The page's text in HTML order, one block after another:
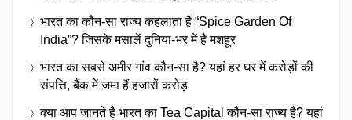
भारत का कौन-सा राज्य कहलाता है “Spice Garden Of
India”? जिसके मसालें दुनिया-भर में है मशहूर
भारत का सबसे अमीर गांव कौन-सा है? यहां हर घर में करोड़ों की
संपत्ति, बैंक में जमा हैं हजारों करोड़
क्या आप जानते हैं भारत का Tea Capital कौन-सा राज्य है? यहां